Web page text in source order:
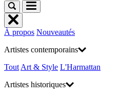
À propos Nouveautés
Artistes contemporains
Tout Art & Style L'Harmattan
Artistes historiques